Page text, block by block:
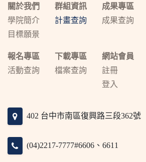
關於我們
學院簡介
目標願景
群組資訊
計畫查詢
成果專區
成果查詢
報名專區
活動查詢
下載專區
檔案查詢
網站會員
註冊
登入
402 台中市南區復興路三段362號
(04)2217-7777#6606、6611